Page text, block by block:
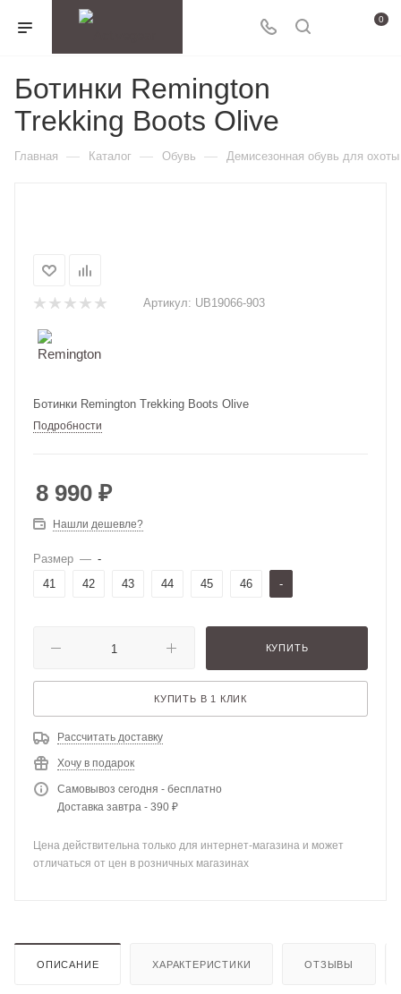
0
Ботинки Remington
Trekking Boots Olive
Главная — Каталог — Обувь — Демисезонная обувь для
Артикул: UB19066-903
Ботинки Remington Trekking Boots Olive
Подробности
8 990 ₽
Нашли дешевле?
Размер — -
41
42 43 44 45 46 -
КУПИТЬ
КУПИТЬ В 1 КЛИК
Рассчитать доставку
Хочу в подарок
Самовывоз сегодня - бесплатно
Доставка завтра - 390 ₽
Цена действительна только для интернет-магазина и может
отличаться от цен в розничных магазинах
ОПИСАНИЕ ХАРАКТЕРИСТИКИ ОТЗЫВЫ